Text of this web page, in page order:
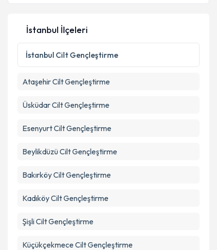
Kişisel verilerimin işlenmesine ilişkinAydınlatma
Metni'ni okudum ve kişisel verilerimin belirtilen
kapsamda işlenmesini kabul ediyorum.
İstanbul İlçeleri
İstanbul Cilt Gençleştirme
AtaşehirCilt Gençleştirme
ÜsküdarCilt Gençleştirme
EsenyurtCilt Gençleştirme
BeylikdüzüCilt Gençleştirme
BakırköyCilt Gençleştirme
KadıköyCilt Gençleştirme
ŞişliCilt Gençleştirme
Küçükçekmece Cilt Gençleştirme